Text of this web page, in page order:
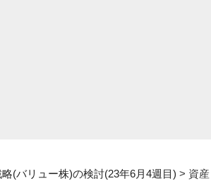
(バリュー株)の検討(23年6月4週目) > 資産